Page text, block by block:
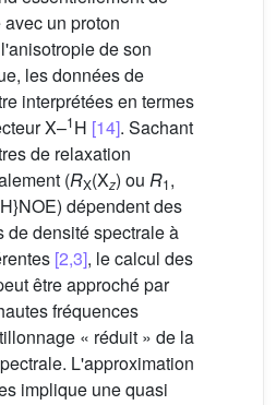
un proton
de son
les données de
interprétées en termes
X–1H [14]. Sachant
de relaxation
(RX(Xz) ou R1,
H}NOE) dépendent des
de densité spectrale à
[2,3], le calcul des
être approché par
fréquences
« réduit » de la
L'approximation
implique une quasi